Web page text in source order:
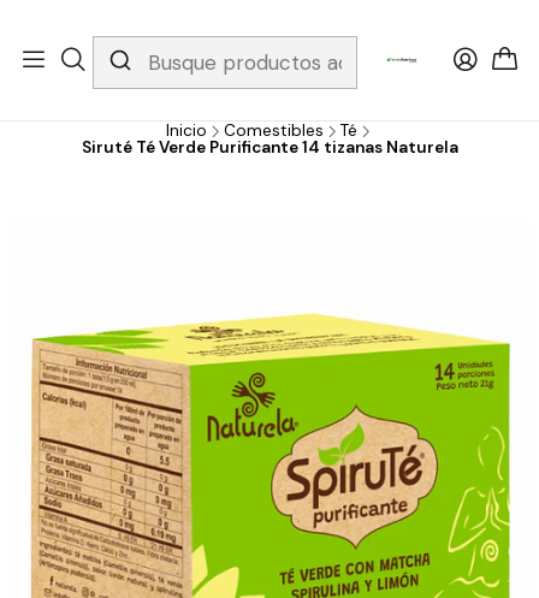
Whatsapp 3229079958/ Fijo 6019251796 / Envios a todo el país y
gratis apartir de 199.000!
Inicio Comestibles
Té
Siruté Té Verde Purificante 14 tizanas Naturela